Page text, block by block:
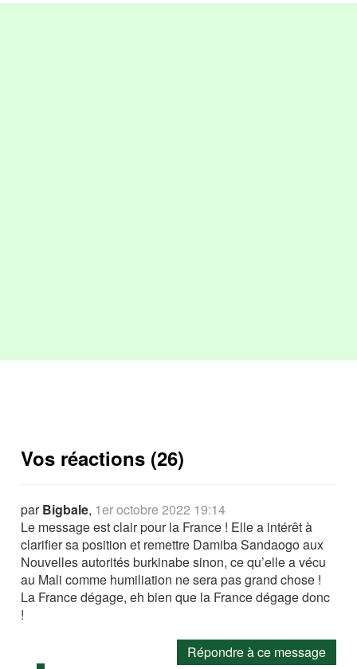
Vos réactions (26)
parBigbale, 1er octobre 2022 19:14
Le message est clair pour la France ! Elle a intérêt à
clarifier sa position et remettre Damiba Sandaogo aux
Nouvelles autorités burkinabe sinon, ce qu’elle a vécu
au Mali comme humiliation ne sera pas grand chose !
La France dégage, eh bien que la France dégage donc
!
Répondre à ce message